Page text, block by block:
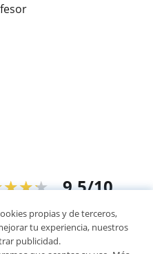
9,5/10
de alumnos
propias y de terceros,
tu experiencia, nuestros
publicidad.